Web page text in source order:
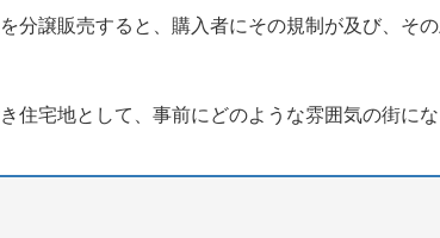
分譲販売すると、購入者にその規制が及び、そ
住宅地として、事前にどのような雰囲気の街に